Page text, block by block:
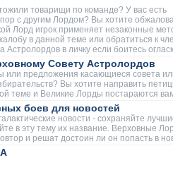
товарищи по команде? У вас есть
с другим Лордом? Вы хотите
Лорд игрок применяет незаконные
в данной теме или обратиться к
Астролордов в личку если боитесь
Совету Астролордов
или предложения касающиеся совета
Вы хотите направить
теме и Великие Лорды постараются
боев для новостей
новости - сохраняйте
в эту тему их название. Верховные
и решат достоин ли он попасть в